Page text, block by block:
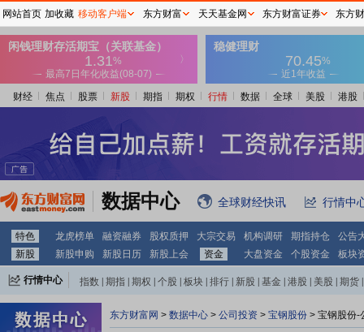
财经 焦点 股票 新股 期指 期权 行情 数据 全球 美股 港股
数据中心 全球财经快讯 行情中
特色 龙虎榜单 融资融券 股权质押 大宗交易 机构调研 期指持仓
公告
新股
新股申购 新股日历 新股上会 资金 大盘资金 个股资金 板块
行情中心 指数 期指 期权 个股 板块 排行 新股 基金 港股 美股 期货
东方财富网 > 数据中心 > 公司投资 > 宝钢股份 > 宝钢股份-
网站首页 加收藏 移动客户端 东方财富 天天基金网 东方财富证券 东方